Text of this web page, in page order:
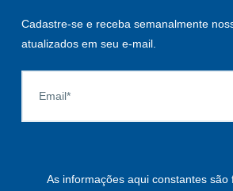
Cadastre-se e receba semanalmente
atualizados em seu e-mail.
As informações aqui constantes são